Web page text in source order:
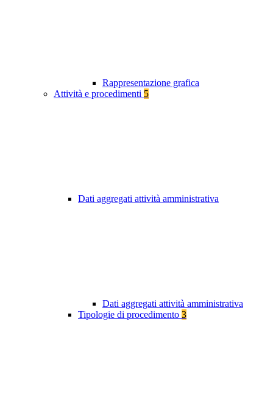
Rappresentazione grafica
Attività e procedimenti 5
Dati aggregati attività amministrativa
Dati aggregati attività amministrativa
Tipologie di procedimento 3